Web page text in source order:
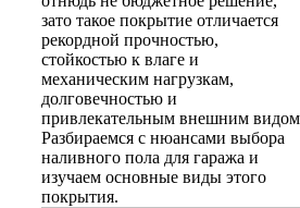
зато такое покрытие отличается
рекордной прочностью,
стойкостью к влаге и
механическим нагрузкам,
долговечностью и
привлекательным внешним
Разбираемся с нюансами выбора
наливного пола для гаража и
изучаем основные виды этого
покрытия.